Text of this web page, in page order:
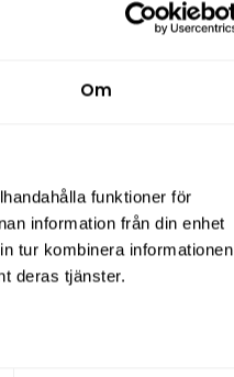
Om
funktioner för
information från din enhet
tur kombinera informationen
deras tjänster.